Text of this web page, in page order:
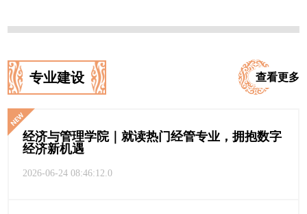
专业建设 查看更多
经济与管理学院｜就读热门经管专业，拥抱数字
经济新机遇
2026-06-24 08:46:12.0